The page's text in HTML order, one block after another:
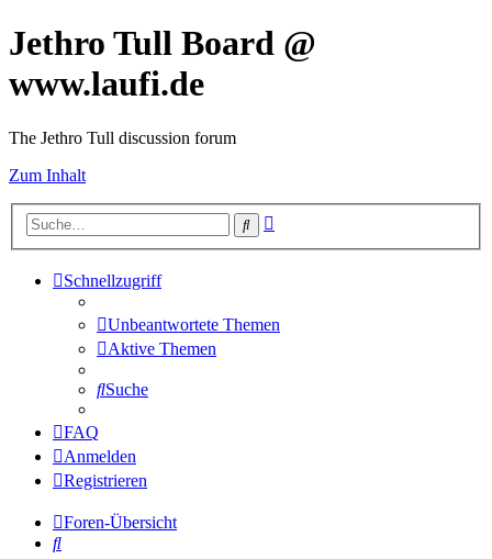
Jethro Tull Board @
www.laufi.de
The Jethro Tull discussion forum
Zum Inhalt
Suche
Schnellzugriff
Unbeantwortete Themen
Aktive Themen
Suche
FAQ
Anmelden
Registrieren
Foren-Übersicht
Suche